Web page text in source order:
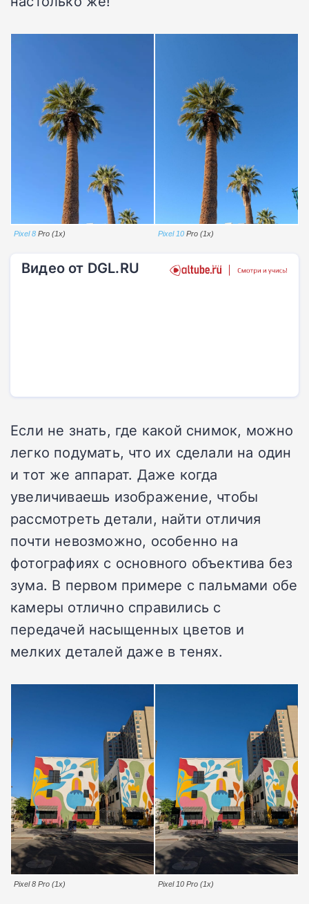
Pixel 8 Pro (1x) Pixel 10 Pro (1x)
Видео от DGL.RU
Если не знать, где какой снимок, можно
легко подумать, что их сделали на один
и тот же аппарат. Даже когда
увеличиваешь изображение, чтобы
рассмотреть детали, найти отличия
почти невозможно, особенно на
фотографиях с основного объектива без
зума. В первом примере с пальмами обе
камеры отлично справились с
передачей насыщенных цветов и
мелких деталей даже в тенях.
Pixel 8 Pro (1x) Pixel 10 Pro (1x)